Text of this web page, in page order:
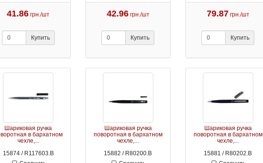
41.86 грн./шт
Купить
42.96 грн./шт
Купить
79.87 грн./шт
Купить
Шариковая ручка
в бархатном
чехле,...
15874 / R117603.B
Шариковая ручка
поворотная в бархатном
чехле,...
15882 / R80200.B
Шариковая ручка
поворотная в бархатном
чехле,...
15881 / R80202.B